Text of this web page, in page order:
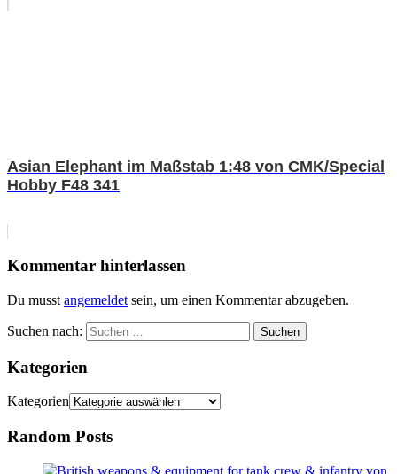
Asian Elephant im Maßstab 1:48 von CMK/Special
Hobby F48 341
Kommentar hinterlassen
Du musst angemeldet sein, um einen Kommentar abzugeben.
Suchen nach: Suchen
Kategorien
Kategorien
Random Posts